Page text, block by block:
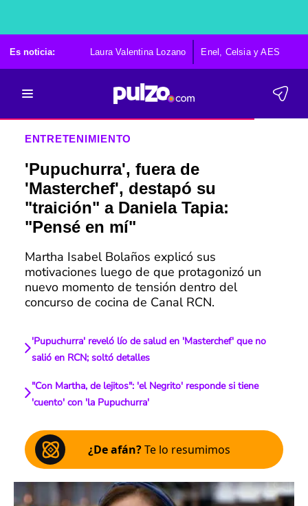
Es noticia: Laura Valentina Lozano Enel, Celsia y AES
ENTRETENIMIENTO
'Pupuchurra', fuera de
'Masterchef', destapó su
"traición" a Daniela Tapia:
"Pensé en mí"
Martha Isabel Bolaños explicó sus
motivaciones luego de que protagonizó un
nuevo momento de tensión dentro del
concurso de cocina de Canal RCN.
'Pupuchurra' reveló lío de salud en 'Masterchef' que no
salió en RCN; soltó detalles
"Con Martha, de lejitos": 'el Negrito' responde si tiene
'cuento' con 'la Pupuchurra'
¿De afán?Te lo resumimos